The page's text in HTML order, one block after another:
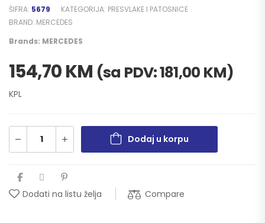
ŠIFRA: 5679 KATEGORIJA: PRESVLAKE I PATOSNICE
BRAND: MERCEDES
Brands: MERCEDES
154,70KM (sa PDV:181,00 KM)
KPL
Dodaj u korpu
Dodati na listu želja Compare